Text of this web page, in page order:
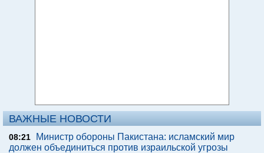
ВАЖНЫЕ НОВОСТИ
08:21
Министр обороны Пакистана: исламский мир
должен объединиться против израильской угрозы